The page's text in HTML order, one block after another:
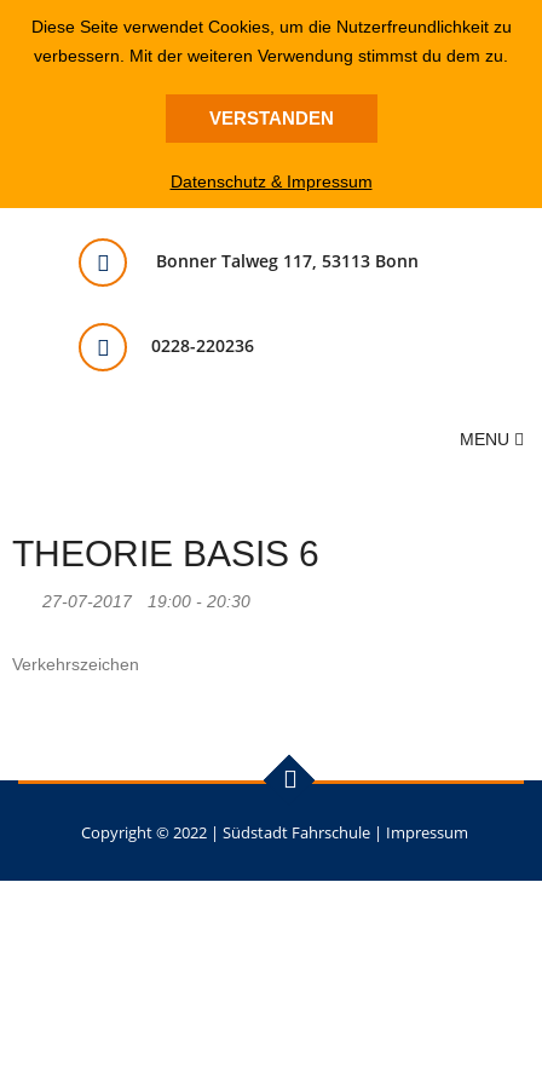
Bonner Talweg 117, 53113 Bonn
0228-220236
MENU
THEORIE BASIS 6
27-07-2017 19:00 - 20:30
Verkehrszeichen
Copyright © 2022 | Südstadt Fahrschule | Impressum
Diese Seite verwendet Cookies, um die Nutzerfreundlichkeit zu
verbessern. Mit der weiteren Verwendung stimmst du dem zu.
VERSTANDEN
Datenschutz & Impressum